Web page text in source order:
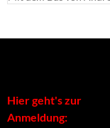
Hier geht's zur
Anmeldung: